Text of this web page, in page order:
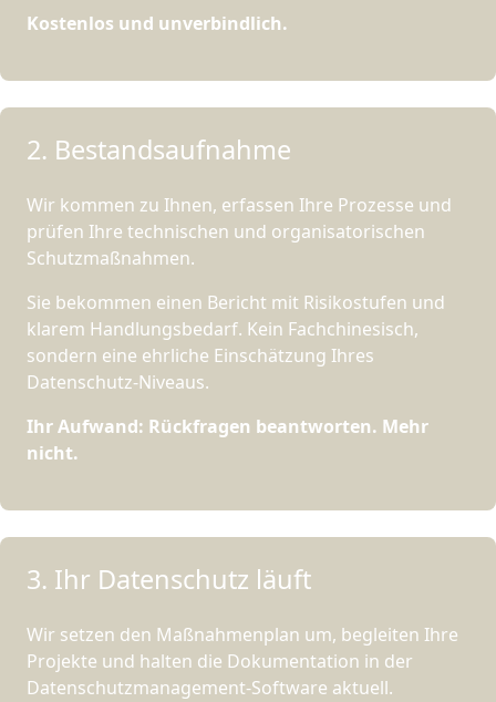
Kostenlos und unverbindlich.
2. Bestandsaufnahme
Wir kommen zu Ihnen, erfassen Ihre Prozesse und
prüfen Ihre technischen und organisatorischen
Schutzmaßnahmen.
Sie bekommen einen Bericht mit Risikostufen und
klarem Handlungsbedarf. Kein Fachchinesisch,
sondern eine ehrliche Einschätzung Ihres
Datenschutz-Niveaus.
Ihr Aufwand: Rückfragen beantworten. Mehr
nicht.
3. Ihr Datenschutz läuft
Wir setzen den Maßnahmenplan um, begleiten Ihre
Projekte und halten die Dokumentation in der
Datenschutzmanagement-Software aktuell.